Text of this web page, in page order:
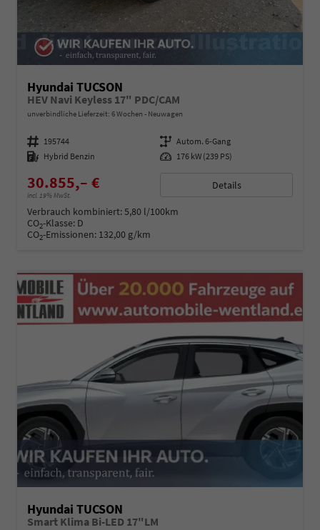
Hyundai TUCSON
HEV Navi Keyless 17" PDC/CAM
unverbindliche Lieferzeit: 6 Wochen Neuwagen
Fahrzeugnummer 195744 Getriebe Autom. 6-Gang
Kraftstoff Hybrid Benzin Leistung 176 kW (239 PS)
30.855,– €
incl. 19% MwSt.
Details
Verbrauch kombiniert:5,80 l/100km
CO2-Klasse: D
CO2-Emissionen: 132,00 g/km
Hyundai TUCSON
Smart Klima Bi-LED 17"LM